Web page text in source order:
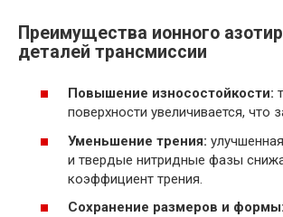
Преимущества ионного
деталей трансмиссии
Повышение износостойкости:
поверхности увеличивается, что
Уменьшение трения:
и твердые нитридные фазы
коэффициент трения.
Сохранение размеров и формы: